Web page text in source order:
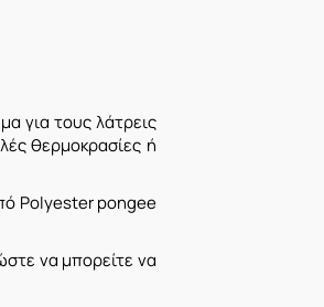
για τους λάτρεις
θερμοκρασίες ή
Polyester pongee
να μπορείτε να